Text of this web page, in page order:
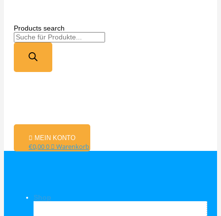
Products search
MEIN KONTO
€0,000 Warenkorb
Shop